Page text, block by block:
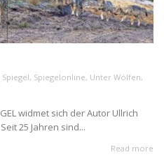
Spiegel, Spiegelonline, Unter Wölfen,
widmet sich der Autor Ullrich
25 Jahren sind...
Read more